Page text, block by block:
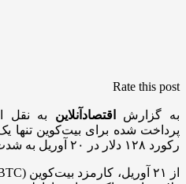
Rate this post
به گزارش اقتصادآنلاین به نقل
پرداخت شده برای بیت‌کوین تنها
رکورد ۱۲۸ دلار در ۲۰ آوریل به شدت کاهش یافته است.